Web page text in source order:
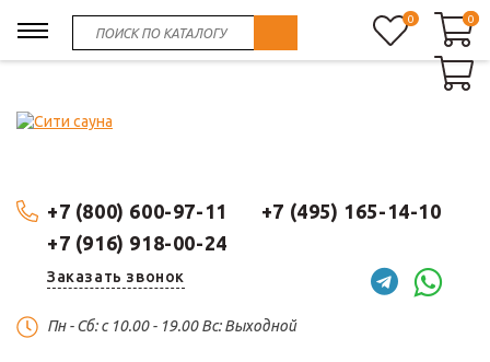
+7 (800) 600-97-11
+7 (495) 165-14-10
+7 (916) 918-00-24
Заказать звонок
Пн - Сб: c 10.00 - 19.00 Вс: Выходной
0 0
0